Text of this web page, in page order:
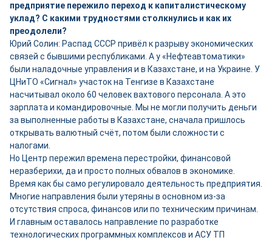
предприятие пережило переход к капиталистическому
уклад? С какими трудностями столкнулись и как их
преодолели?
Юрий Солин: Распад СССР привёл к разрыву экономических
связей с бывшими республиками. А у «Нефтеавтоматики»
были наладочные управления и в Казахстане, и на Украине. У
ЦНиТО «Сигнал» участок на Тенгизе в Казахстане
насчитывал около 60 человек вахтового персонала. А это
зарплата и командировочные. Мы не могли получить деньги
за выполненные работы в Казахстане, сначала пришлось
открывать валютный счёт, потом были сложности с
налогами.
Но Центр пережил времена перестройки, финансовой
неразберихи, да и просто полных обвалов в экономике.
Время как бы само регулировало деятельность предприятия.
Многие направления были утеряны в основном из-за
отсутствия спроса, финансов или по техническим причинам.
И главным оставалось направление по разработке
технологических программных комплексов и АСУ ТП